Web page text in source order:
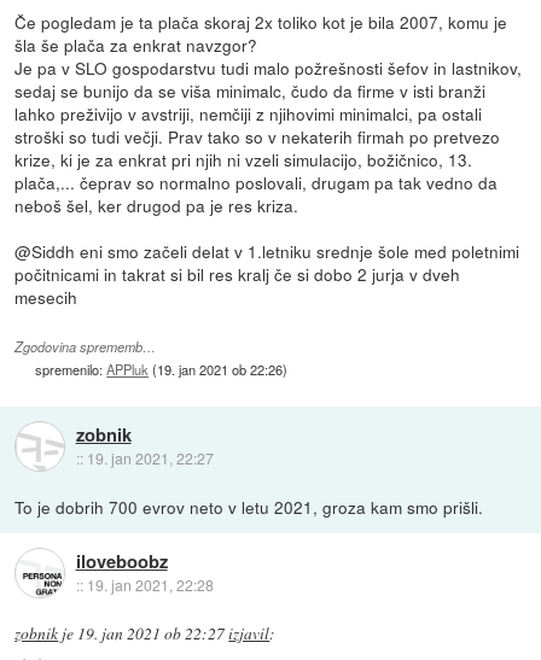
Če pogledam je ta plača skoraj 2x toliko kot je bila 2007, komu je
šla še plača za enkrat navzgor?
Je pa v SLO gospodarstvu tudi malo požrešnosti šefov in lastnikov,
sedaj se bunijo da se viša minimalc, čudo da firme v isti branži
lahko preživijo v avstriji, nemčiji z njihovimi minimalci, pa ostali
stroški so tudi večji. Prav tako so v nekaterih firmah po pretvezo
krize, ki je za enkrat pri njih ni vzeli simulacijo, božičnico, 13.
plača,... čeprav so normalno poslovali, drugam pa tak vedno da
neboš šel, ker drugod pa je res kriza.
@Siddh eni smo začeli delat v 1.letniku srednje šole med poletnimi
počitnicami in takrat si bil res kralj če si dobo 2 jurja v dveh
mesecih
Zgodovina sprememb…
spremenilo:APPluk (19. jan 2021 ob 22:26)
zobnik
:: 19. jan 2021, 22:27
To je dobrih 700 evrov neto v letu 2021, groza kam smo prišli.
iloveboobz
:: 19. jan 2021, 22:28
zobnik je 19. jan 2021 ob 22:27izjavil: